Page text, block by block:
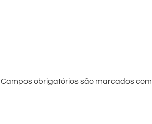
Campos obrigatórios são marcados com